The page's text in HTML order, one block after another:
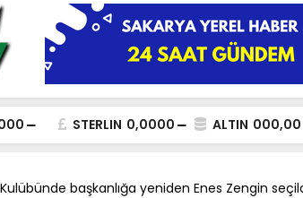
STERLIN 0,0000 ALTIN 000,00
başkanlığa yeniden Enes Zengin